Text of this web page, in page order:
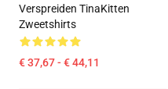
Verspreiden TinaKitten
Zweetshirts
€ 37,67 - € 44,11